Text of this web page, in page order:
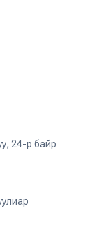
24-р байр